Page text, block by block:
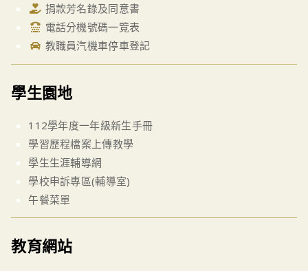
捐款芳名錄及同意書
電話分機號碼一覽表
教職員汽機車停車登記
學生園地
112學年度一年級新生手冊
學習歷程檔案上傳教學
學生生涯輔導網
學校申訴專區(輔導室)
午餐菜單
教育網站